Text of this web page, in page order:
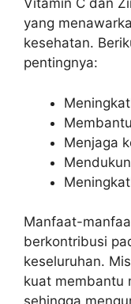
Vitamin C dan
yang
kesehatan.
pentingnya:
Menjaga
Manfaat-
berkontribusi
keseluruhan.
kuat membantu
sehingga